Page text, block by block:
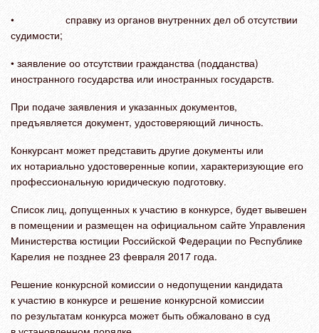
• справку из органов внутренних дел об отсутствии
судимости;
• заявление оо отсутствии гражданства (подданства)
иностранного государства или иностранных государств.
При подаче заявления и указанных документов,
предъявляется документ, удостоверяющий личность.
Конкурсант может представить другие документы или
их нотариально удостоверенные копии, характеризующие его
профессиональную юридическую подготовку.
Список лиц, допущенных к участию в конкурсе, будет вывешен
в помещении и размещен на официальном сайте Управления
Министерства юстиции Российской Федерации по Республике
Карелия не позднее 23 февраля 2017 года.
Решение конкурсной комиссии о недопущении кандидата
к участию в конкурсе и решение конкурсной комиссии
по результатам конкурса может быть обжаловано в суд